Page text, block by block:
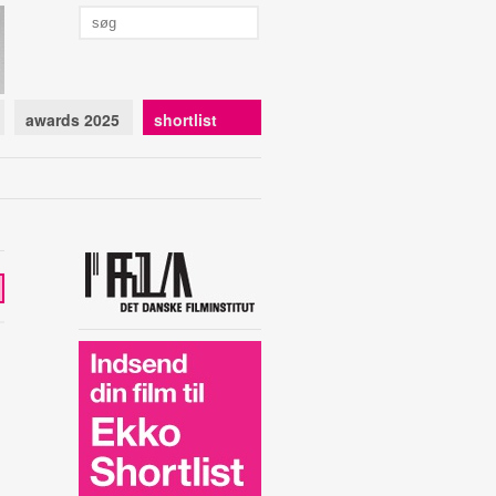
awards 2025 shortlist